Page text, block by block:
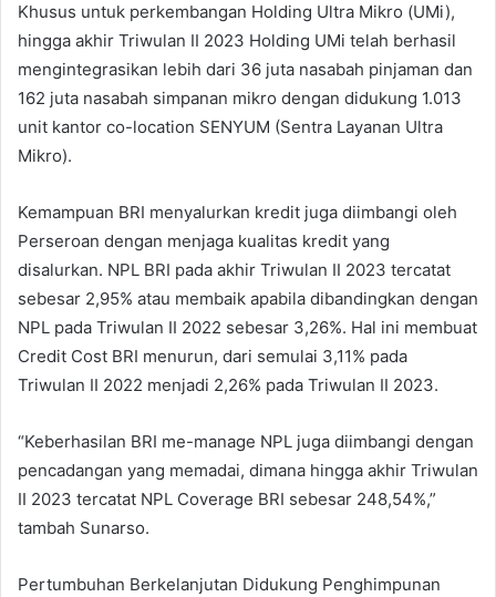
Khusus untuk perkembangan Holding Ultra Mikro (UMi),
hingga akhir Triwulan II 2023 Holding UMi telah berhasil
mengintegrasikan lebih dari 36 juta nasabah pinjaman dan
162 juta nasabah simpanan mikro dengan didukung 1.013
unit kantor co-location SENYUM (Sentra Layanan Ultra
Mikro).
Kemampuan BRI menyalurkan kredit juga diimbangi oleh
Perseroan dengan menjaga kualitas kredit yang
disalurkan. NPL BRI pada akhir Triwulan II 2023 tercatat
sebesar 2,95% atau membaik apabila dibandingkan dengan
NPL pada Triwulan II 2022 sebesar 3,26%. Hal ini membuat
Credit Cost BRI menurun, dari semulai 3,11% pada
Triwulan II 2022 menjadi 2,26% pada Triwulan II 2023.
“Keberhasilan BRI me-manage NPL juga diimbangi dengan
pencadangan yang memadai, dimana hingga akhir Triwulan
II 2023 tercatat NPL Coverage BRI sebesar 248,54%,”
tambah Sunarso.
Pertumbuhan Berkelanjutan Didukung Penghimpunan